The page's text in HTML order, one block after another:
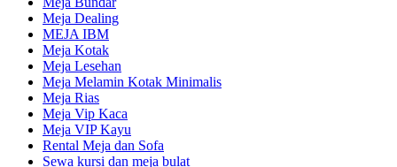
Meja Dealing
MEJA IBM
Meja Kotak
Meja Lesehan
Meja Melamin Kotak Minimalis
Meja Rias
Meja Vip Kaca
Meja VIP Kayu
Rental Meja dan Sofa
Sewa kursi dan meja bulat